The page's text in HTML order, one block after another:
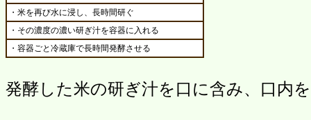
・米を再び水に浸し、長時間研ぐ
・その濃度の濃い研ぎ汁を容器に入れる
・容器ごと冷蔵庫で長時間発酵させる
発酵した米の研ぎ汁を口に含み、口内